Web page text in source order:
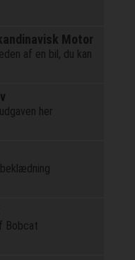
Motor
af en bil, du kan
her
Bobcat